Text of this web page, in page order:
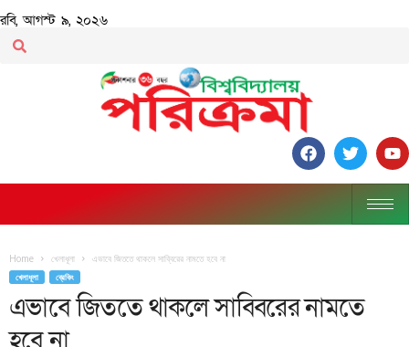
রবি, আগস্ট ৯, ২০২৬
Home খেলাধূলা এভাবে জিততে থাকলে সাব্বিরের নামতে হবে না
খেলাধূলা ব্রেকিং
এভাবে জিততে থাকলে সাব্বিরের নামতে